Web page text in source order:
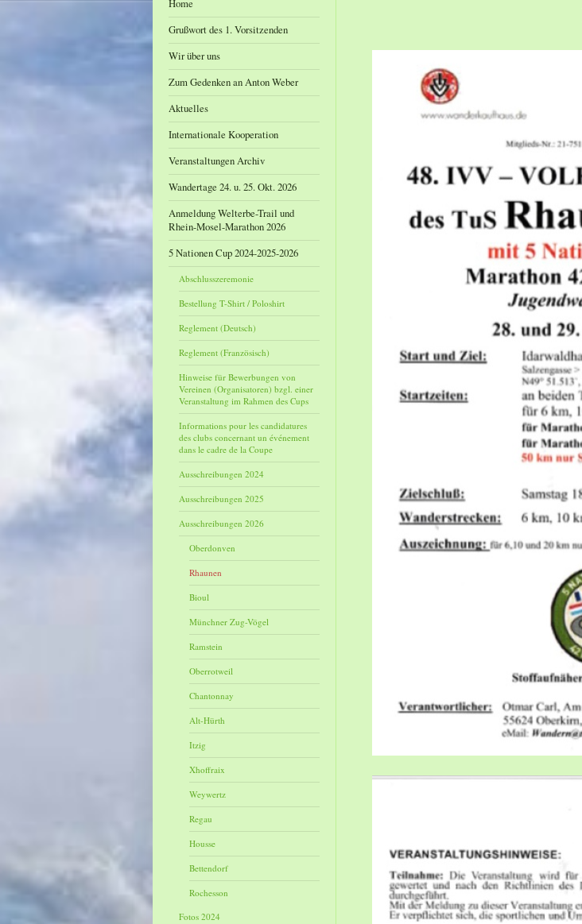
Home
Grußwort des 1. Vorsitzenden
Wir über uns
Zum Gedenken an Anton Weber
Aktuelles
Internationale Kooperation
Veranstaltungen Archiv
Wandertage 24. u. 25. Okt. 2026
Anmeldung Welterbe-Trail und
Rhein-Mosel-Marathon 2026
5 Nationen Cup 2024-2025-2026
Abschlusszeremonie
Bestellung T-Shirt / Poloshirt
Reglement (Deutsch)
Reglement (Französisch)
Hinweise für Bewerbungen von
Vereinen (Organisatoren) bzgl. einer
Veranstaltung im Rahmen des Cups
Informations pour les candidatures
des clubs concernant un événement
dans le cadre de la Coupe
Ausschreibungen 2024
Ausschreibungen 2025
Ausschreibungen 2026
Oberdonven
Rhaunen
Bioul
Münchner Zug-Vögel
Ramstein
Oberrotweil
Chantonnay
Alt-Hürth
Itzig
Xhoffraix
Weywertz
Regau
Housse
Bettendorf
Rochesson
Fotos 2024